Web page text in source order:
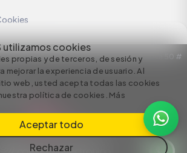
utilizamos cookies
propias y de terceros, de sesión y
mejorar la experiencia de usuario. Al
web, usted acepta todas las cookies
política de cookies. Más
Aceptar todo
Rechazar
S.A. NIT: 890924167-6 Dirección: Carrera 50 #
by